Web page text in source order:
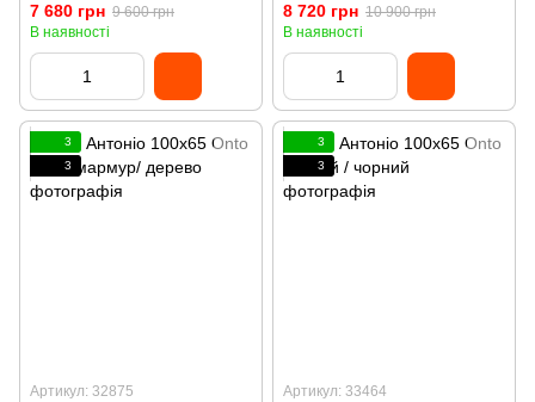
7 680 грн 9 600 грн
В наявності
8 720 грн 10 900 грн
В наявності
3
3
Артикул: 32875
3
3
Артикул: 33464